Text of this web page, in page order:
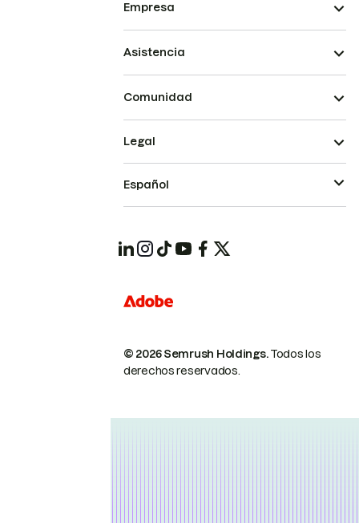
Empresa
Asistencia
Comunidad
© 2026 Semrush Holdings.Todos los
derechos reservados.
Legal
Español